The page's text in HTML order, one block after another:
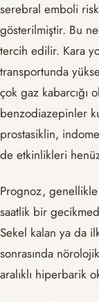
serebral emboli
gösterilmiştir. Bu
tercih edilir. Kara
transportunda
çok gaz kabarcığı
benzodiazepinler
prostasiklin,
de etkinlikleri
Prognoz,
saatlik bir
Sekel kalan ya da
sonrasında
aralıklı hiperbarik